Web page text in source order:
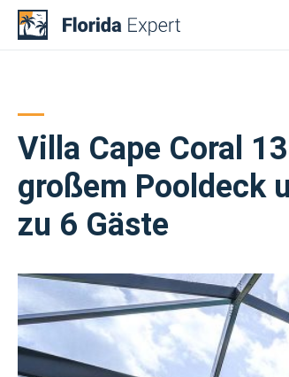
Villa Cape Coral
großem Pooldeck
zu 6 Gäste